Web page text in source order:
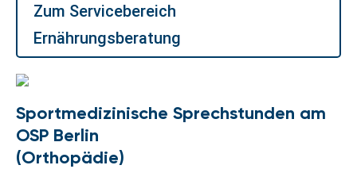
Zum Servicebereich
Ernährungsberatung
Sportmedizinische Sprechstunden am
OSP Berlin
(Orthopädie)